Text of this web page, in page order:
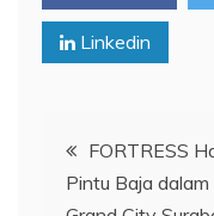
Linkedin
Navigasi
FORTRESS
Pintu Baja